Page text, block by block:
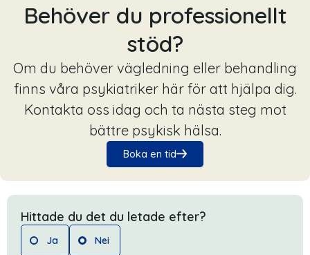
Behöver du professionellt
stöd?
Om du behöver vägledning eller behandling
finns våra psykiatriker här för att hjälpa dig.
Kontakta oss idag och ta nästa steg mot
bättre psykisk hälsa.
Boka en tid
Hittade du det du letade efter?
Ja Nei